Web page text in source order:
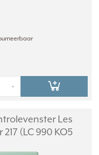
+
Les
(LC 990 KO5